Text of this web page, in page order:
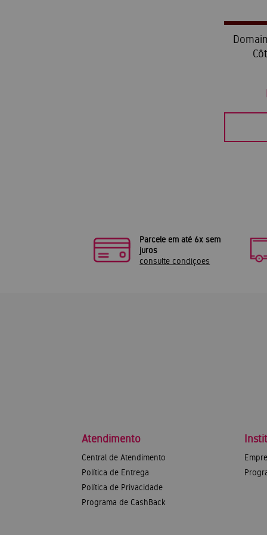
Parcele em até 6x sem
juros
consulte condiçoes
Atendimento
Central de Atendimento
Política de Entrega
Política de Privacidade
Programa de CashBack